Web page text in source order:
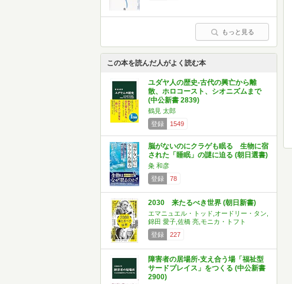
もっと見る
この本を読んだ人がよく読む本
ユダヤ人の歴史-古代の興亡から離
散、ホロコースト、シオニズムまで
(中公新書 2839)
鶴見 太郎
登録
1549
脳がないのにクラゲも眠る 生物に宿
された「睡眠」の謎に迫る (朝日選書)
粂 和彦
登録
78
2030 来たるべき世界 (朝日新書)
エマニュエル・トッド,オードリー・タン,
錦田 愛子,佐橋 亮,モニカ・トフト
登録
227
障害者の居場所-支え合う場「福祉型
サードプレイス」をつくる (中公新書
2900)